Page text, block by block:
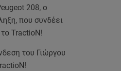
208, ο
που συνδέει
TractioN!
του Γιώργου